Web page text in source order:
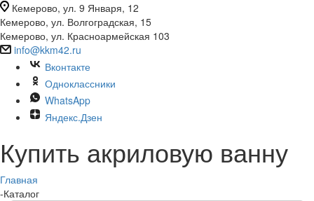
Кемерово, ул. 9 Января, 12
Кемерово, ул. Волгоградская, 15
Кемерово, ул. Красноармейская 103
info@kkm42.ru
Вконтакте
Одноклассники
WhatsApp
Яндекс.Дзен
Купить акриловую ванну
Главная
-Каталог